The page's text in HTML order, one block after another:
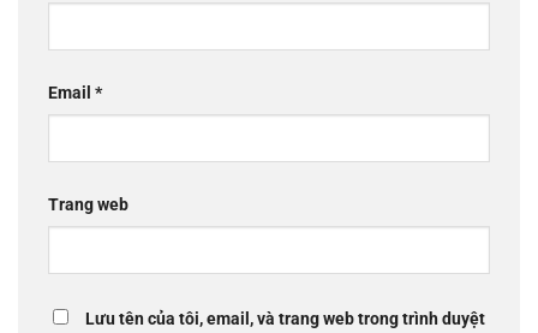
Email *
Trang web
Lưu tên của tôi, email, và trang web trong trình duyệt